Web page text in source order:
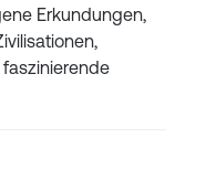
Erkundungen,